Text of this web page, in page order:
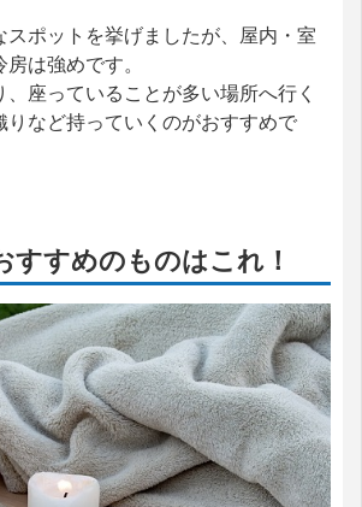
スポットを挙げましたが、屋内・室
は強めです。
座っていることが多い場所へ行く
りなど持っていくのがおすすめで
すすめのものはこれ！